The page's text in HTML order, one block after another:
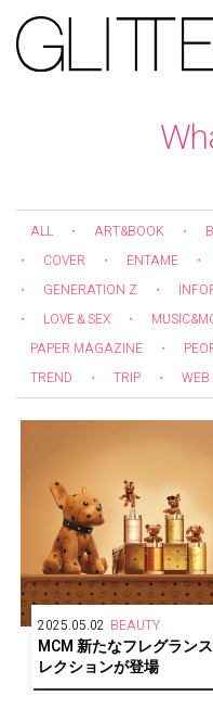
ALL ・ ART&BOOK ・
・
COVER ・ ENTAME ・
・
GENERATION Z ・
・
LOVE＆SEX ・
PAPER MAGAZINE
・
TREND
・ TRIP ・ WEB
2025.05.02 BEAUTY
MCM 新たなフレグラン
レクションが登場